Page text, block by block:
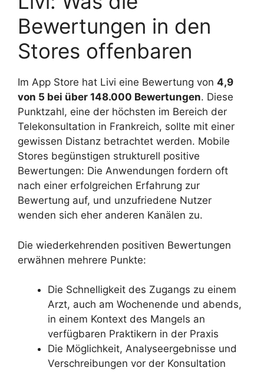
Bewertungen in den
Stores offenbaren
Im App Store hat Livi eine Bewertung von 4,9
von 5 bei über 148.000 Bewertungen. Diese
Punktzahl, eine der höchsten im Bereich der
Telekonsultation in Frankreich, sollte mit einer
gewissen Distanz betrachtet werden. Mobile
Stores begünstigen strukturell positive
Bewertungen: Die Anwendungen fordern oft
nach einer erfolgreichen Erfahrung zur
Bewertung auf, und unzufriedene Nutzer
wenden sich eher anderen Kanälen zu.
Die wiederkehrenden positiven Bewertungen
erwähnen mehrere Punkte:
Die Schnelligkeit des Zugangs zu einem
Arzt, auch am Wochenende und abends,
in einem Kontext des Mangels an
verfügbaren Praktikern in der Praxis
Die Möglichkeit, Analyseergebnisse und
Verschreibungen vor der Konsultation